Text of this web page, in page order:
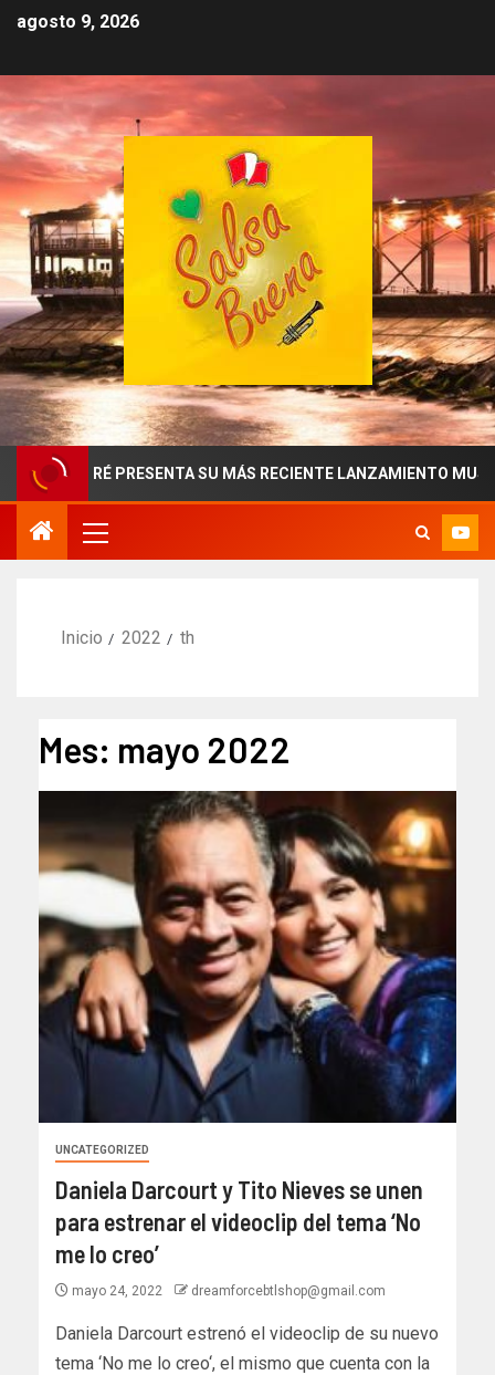
agosto 9, 2026
YENYERÉ PRESENTA SU MÁS RECIENTE LANZAMIENTO MUSICAL
Inicio 2022 th
Mes: mayo 2022
UNCATEGORIZED
Daniela Darcourt y Tito Nieves se unen
para estrenar el videoclip del tema ‘No
me lo creo’
mayo 24, 2022 dreamforcebtlshop@gmail.com
Daniela Darcourt estrenó el videoclip de su nuevo
tema ‘No me lo creo‘, el mismo que cuenta con la